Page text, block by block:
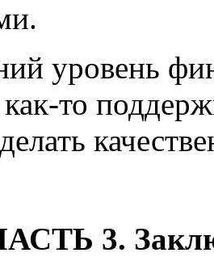
уровень
то
3.